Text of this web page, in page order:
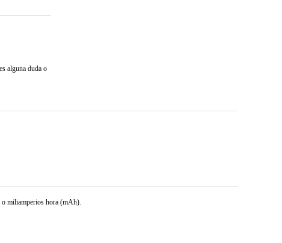
alguna duda o
o miliamperios hora (mAh).